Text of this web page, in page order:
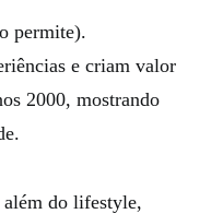
permite).
e criam valor
2000, mostrando
do lifestyle,